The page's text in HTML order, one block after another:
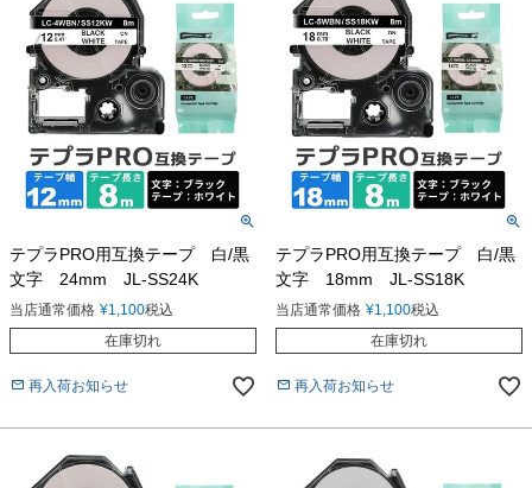
テプラPRO用互換テープ 白/黒
文字 24mm JL-SS24K
当店通常価格 ¥1,100税込
在庫切れ
再入荷お知らせ
テプラPRO用互換テープ 白/黒
文字 18mm JL-SS18K
当店通常価格 ¥1,100税込
在庫切れ
再入荷お知らせ